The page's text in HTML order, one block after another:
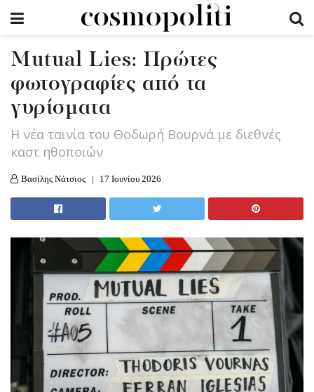
Mutual Lies: Πρώτες
φωτογραφίες από τα
γυρίσματα
Η νέα ταινία του Θοδωρή Βουρνά με διεθνές
καστ ηθοποιών
Βασίλης Νάτσιος 17 Ιουνίου 2026